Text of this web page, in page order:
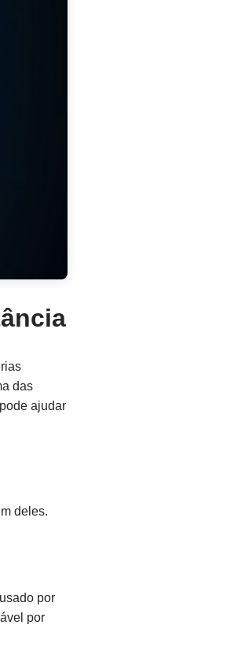
das
ajudar
deles.
por
por